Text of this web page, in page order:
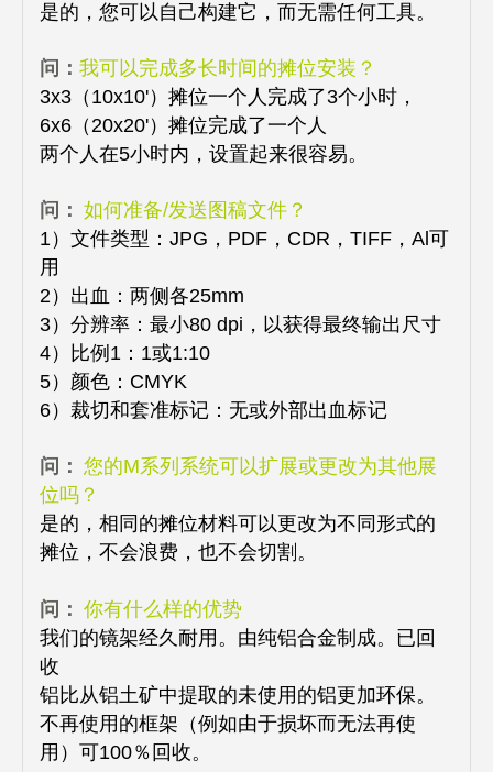
是的，您可以自己构建它，而无需任何工具。
问： 我可以完成多长时间的摊位安装？
3x3（10x10'）摊位一个人完成了3个小时，
6x6（20x20'）摊位完成了一个人
两个人在5小时内，设置起来很容易。
问： 如何准备/发送图稿文件？
1）文件类型：JPG，PDF，CDR，TIFF，Al可
用
2）出血：两侧各25mm
3）分辨率：最小80 dpi，以获得最终输出尺寸
4）比例1：1或1:10
5）颜色：CMYK
6）裁切和套准标记：无或外部出血标记
问： 您的M系列系统可以扩展或更改为其他展
位吗？
是的，相同的摊位材料可以更改为不同形式的
摊位，不会浪费，也不会切割。
问： 你有什么样的优势
我们的镜架经久耐用。由纯铝合金制成。已回
收
铝比从铝土矿中提取的未使用的铝更加环保。
不再使用的框架（例如由于损坏而无法再使
用）可100％回收。